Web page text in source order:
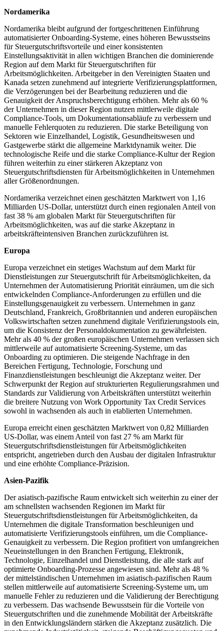
Nordamerika
Nordamerika bleibt aufgrund der fortgeschrittenen Einführung
automatisierter Onboarding-Systeme, eines höheren Bewusstseins
für Steuergutschriftsvorteile und einer konsistenten
Einstellungsaktivität in allen wichtigen Branchen die dominierende
Region auf dem Markt für Steuergutschriften für
Arbeitsmöglichkeiten. Arbeitgeber in den Vereinigten Staaten und
Kanada setzen zunehmend auf integrierte Verifizierungsplattformen,
die Verzögerungen bei der Bearbeitung reduzieren und die
Genauigkeit der Anspruchsberechtigung erhöhen. Mehr als 60 %
der Unternehmen in dieser Region nutzen mittlerweile digitale
Compliance-Tools, um Dokumentationsabläufe zu verbessern und
manuelle Fehlerquoten zu reduzieren. Die starke Beteiligung von
Sektoren wie Einzelhandel, Logistik, Gesundheitswesen und
Gastgewerbe stärkt die allgemeine Marktdynamik weiter. Die
technologische Reife und die starke Compliance-Kultur der Region
führen weiterhin zu einer stärkeren Akzeptanz von
Steuergutschriftsdiensten für Arbeitsmöglichkeiten in Unternehmen
aller Größenordnungen.
Nordamerika verzeichnet einen geschätzten Marktwert von 1,16
Milliarden US-Dollar, unterstützt durch einen regionalen Anteil von
fast 38 % am globalen Markt für Steuergutschriften für
Arbeitsmöglichkeiten, was auf die starke Akzeptanz in
arbeitskräfteintensiven Branchen zurückzuführen ist.
Europa
Europa verzeichnet ein stetiges Wachstum auf dem Markt für
Dienstleistungen zur Steuergutschrift für Arbeitsmöglichkeiten, da
Unternehmen der Automatisierung Priorität einräumen, um die sich
entwickelnden Compliance-Anforderungen zu erfüllen und die
Einstellungsgenauigkeit zu verbessern. Unternehmen in ganz
Deutschland, Frankreich, Großbritannien und anderen europäischen
Volkswirtschaften setzen zunehmend digitale Verifizierungstools ein,
um die Konsistenz der Personaldokumentation zu gewährleisten.
Mehr als 40 % der großen europäischen Unternehmen verlassen sich
mittlerweile auf automatisierte Screening-Systeme, um das
Onboarding zu optimieren. Die steigende Nachfrage in den
Bereichen Fertigung, Technologie, Forschung und
Finanzdienstleistungen beschleunigt die Akzeptanz weiter. Der
Schwerpunkt der Region auf strukturierten Regulierungsrahmen und
Standards zur Validierung von Arbeitskräften unterstützt weiterhin
die breitere Nutzung von Work Opportunity Tax Credit Services
sowohl in wachsenden als auch in etablierten Unternehmen.
Europa erreicht einen geschätzten Marktwert von 0,82 Milliarden
US-Dollar, was einem Anteil von fast 27 % am Markt für
Steuergutschriftsdienstleistungen für Arbeitsmöglichkeiten
entspricht, angetrieben durch den Ausbau der digitalen Infrastruktur
und eine erhöhte Compliance-Präzision.
Asien-Pazifik
Der asiatisch-pazifische Raum entwickelt sich weiterhin zu einer der
am schnellsten wachsenden Regionen im Markt für
Steuergutschriftsdienstleistungen für Arbeitsmöglichkeiten, da
Unternehmen die digitale Transformation beschleunigen und
automatisierte Verifizierungstools einführen, um die Compliance-
Genauigkeit zu verbessern. Die Region profitiert von umfangreichen
Neueinstellungen in den Branchen Fertigung, Elektronik,
Technologie, Einzelhandel und Dienstleistung, die alle stark auf
optimierte Onboarding-Prozesse angewiesen sind. Mehr als 48 %
der mittelständischen Unternehmen im asiatisch-pazifischen Raum
stellen mittlerweile auf automatisierte Screening-Systeme um, um
manuelle Fehler zu reduzieren und die Validierung der Berechtigung
zu verbessern. Das wachsende Bewusstsein für die Vorteile von
Steuergutschriften und die zunehmende Mobilität der Arbeitskräfte
in den Entwicklungsländern stärken die Akzeptanz zusätzlich. Die